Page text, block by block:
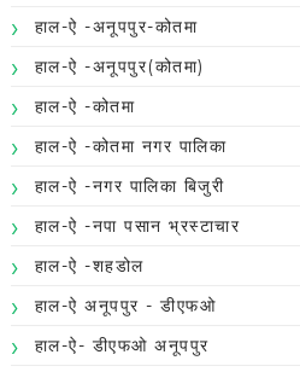
हाल-ऐ -अनूपपुर-कोतमा
हाल-ऐ -अनूपपुर(कोतमा)
हाल-ऐ -कोतमा
हाल-ऐ -कोतमा नगर पालिका
हाल-ऐ -नगर पालिका बिजुरी
हाल-ऐ -नपा पसान भ्रस्टाचार
हाल-ऐ -शहडोल
हाल-ऐ अनूपपुर - डीएफओ
हाल-ऐ- डीएफओ अनूपपुर